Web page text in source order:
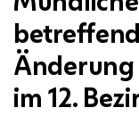
Änderung
im 12.